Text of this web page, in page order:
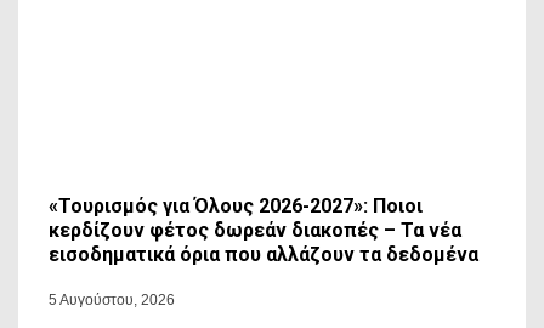
«Τουρισμός για Όλους 2026-2027»: Ποιοι
κερδίζουν φέτος δωρεάν διακοπές – Τα νέα
εισοδηματικά όρια που αλλάζουν τα δεδομένα
5 Αυγούστου, 2026